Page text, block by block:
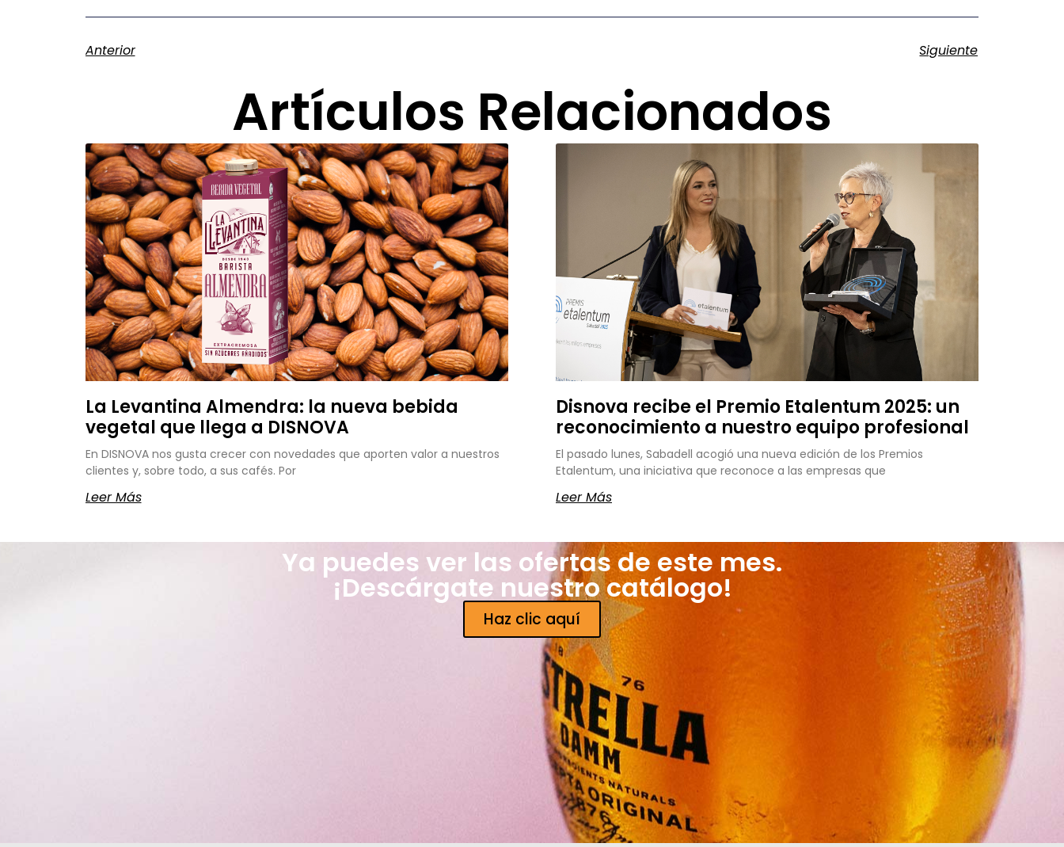
Anterior Siguiente
Artículos Relacionados
La Levantina Almendra: la nueva bebida
vegetal que llega a DISNOVA
En DISNOVA nos gusta crecer con novedades que aporten valor a nuestros
clientes y, sobre todo, a sus cafés. Por
Leer Más
Disnova recibe el Premio Etalentum 2025: un
reconocimiento a nuestro equipo profesional
El pasado lunes, Sabadell acogió una nueva edición de los Premios
Etalentum, una iniciativa que reconoce a las empresas que
Leer Más
Ya puedes ver las ofertas de este mes.
¡Descárgate nuestro catálogo!
Haz clic aquí